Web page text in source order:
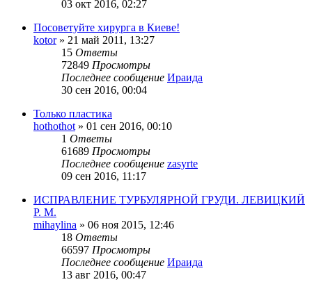
03 окт 2016, 02:27
Посоветуйте хирурга в Киеве!
kotor» 21 май 2011, 13:27
15 Ответы
72849 Просмотры
Последнее сообщение Ираида
30 сен 2016, 00:04
Только пластика
hothothot» 01 сен 2016, 00:10
1 Ответы
61689 Просмотры
Последнее сообщение zasyrte
09 сен 2016, 11:17
ИСПРАВЛЕНИЕ ТУРБУЛЯРНОЙ ГРУДИ. ЛЕВИЦКИЙ
Р. М.
mihaylina » 06 ноя 2015, 12:46
18 Ответы
66597 Просмотры
Последнее сообщение Ираида
13 авг 2016, 00:47